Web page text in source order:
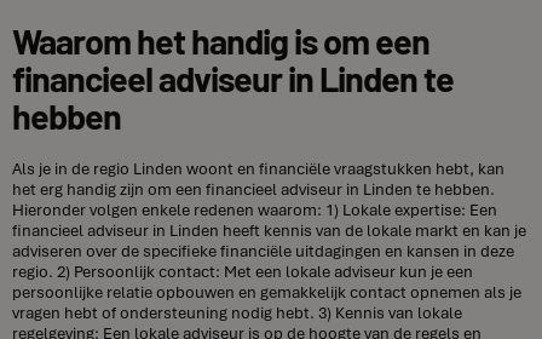
Waarom het handig is om een
financieel adviseur in Linden te
hebben
Als je in de regio Linden woont en financiële vraagstukken hebt, kan
het erg handig zijn om een financieel adviseur in Linden te hebben.
Hieronder volgen enkele redenen waarom: 1) Lokale expertise: Een
financieel adviseur in Linden heeft kennis van de lokale markt en kan je
adviseren over de specifieke financiële uitdagingen en kansen in deze
regio. 2) Persoonlijk contact: Met een lokale adviseur kun je een
persoonlijke relatie opbouwen en gemakkelijk contact opnemen als je
vragen hebt of ondersteuning nodig hebt. 3) Kennis van lokale
regelgeving: Een lokale adviseur is op de hoogte van de regels en